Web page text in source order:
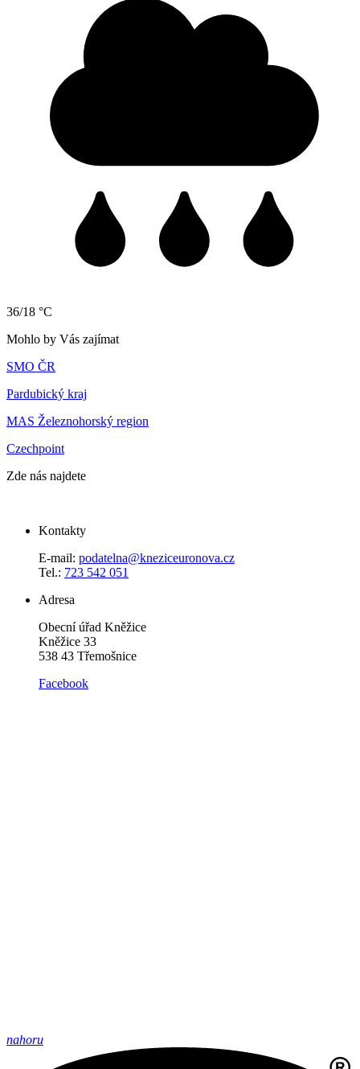
36/18 °C
Mohlo by Vás zajímat
SMO ČR
Pardubický kraj
MAS Železnohorský region
Czechpoint
Zde nás najdete
Kontakty
E-mail: podatelna@kneziceuronova.cz
Tel.: 723 542 051
Adresa
Obecní úřad Kněžice
Kněžice 33
538 43 Třemošnice
Facebook
nahoru